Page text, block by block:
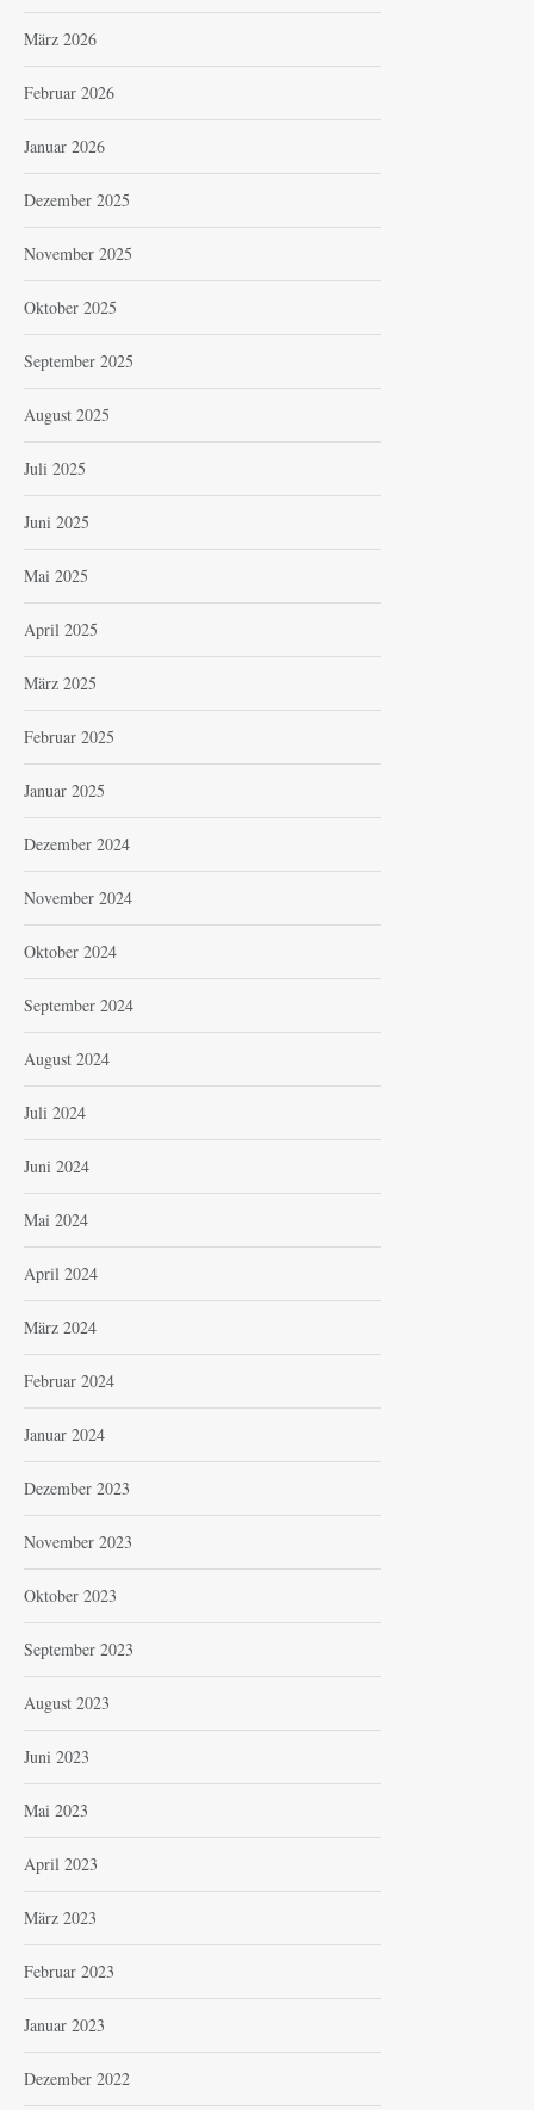
März 2026
Februar 2026
Januar 2026
Dezember 2025
November 2025
Oktober 2025
September 2025
August 2025
Juli 2025
Juni 2025
Mai 2025
April 2025
März 2025
Februar 2025
Januar 2025
Dezember 2024
November 2024
Oktober 2024
September 2024
August 2024
Juli 2024
Juni 2024
Mai 2024
April 2024
März 2024
Februar 2024
Januar 2024
Dezember 2023
November 2023
Oktober 2023
September 2023
August 2023
Juni 2023
Mai 2023
April 2023
März 2023
Februar 2023
Januar 2023
Dezember 2022